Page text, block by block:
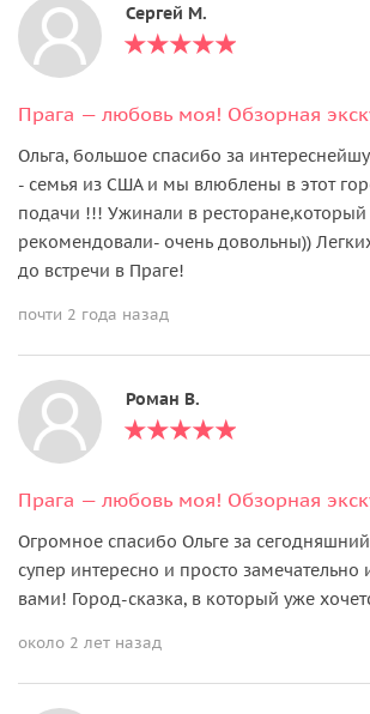
Сергей М.
Прага — любовь моя! Oбзорная
Ольга, большое спасибо за
- семья из США и мы влюблены в этот
подачи !!! Ужинали в
рекомендовали- очень довольны))
до встречи в Праге!
почти 2 года назад
Роман В.
Прага — любовь моя! Oбзорная
Огромное спасибо Ольге за
супер интересно и просто замечательно
вами! Город-сказка, в который уже
около 2 лет назад